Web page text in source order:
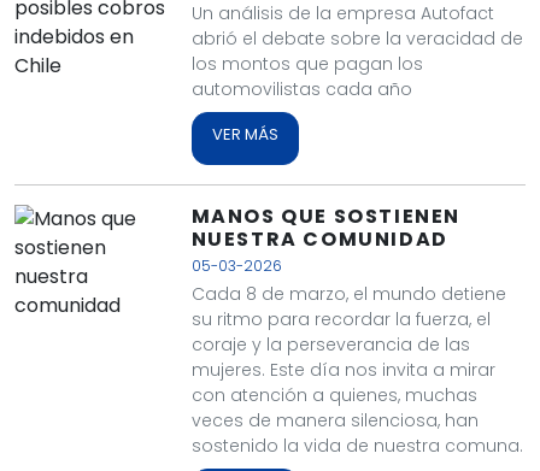
Un análisis de la empresa Autofact
abrió el debate sobre la veracidad de
los montos que pagan los
automovilistas cada año
VER MÁS
MANOS QUE SOSTIENEN
NUESTRA COMUNIDAD
05-03-2026
Cada 8 de marzo, el mundo detiene
su ritmo para recordar la fuerza, el
coraje y la perseverancia de las
mujeres. Este día nos invita a mirar
con atención a quienes, muchas
veces de manera silenciosa, han
sostenido la vida de nuestra comuna.